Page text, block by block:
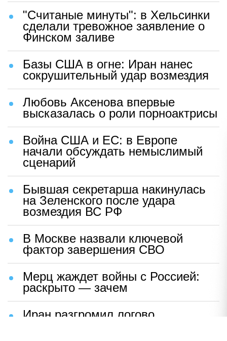
Бойцы ВСУ сделали важное
заявление о ситуации на фронте
Позорный "туалетный скандал"
грозит Турции потерей туристов
"Новое унижение": Зеленскому
предрекли неприятный сюрприз на
встрече с Трампом
"Считаные минуты": в Хельсинки
сделали тревожное заявление о
Финском заливе
Базы США в огне: Иран нанес
сокрушительный удар возмездия
Любовь Аксенова впервые
высказалась о роли порноактрисы
Война США и ЕС: в Европе
начали обсуждать немыслимый
сценарий
Бывшая секретарша накинулась
на Зеленского после удара